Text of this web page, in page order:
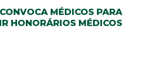
MÉDICOS PARA
HONORÁRIOS MÉDICOS